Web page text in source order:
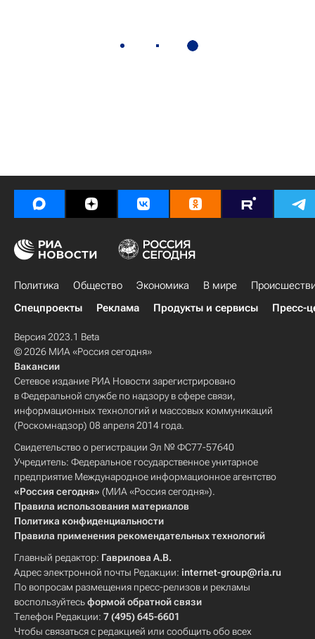
Политика Общество Экономика В мире
Спецпроекты
Реклама Продукты и сервисы Пресс-
Версия 2023.1 Beta
© 2026 МИА «Россия сегодня»
Вакансии
Сетевое издание РИА Новости зарегистрировано
в Федеральной службе по надзору в сфере связи,
информационных технологий и массовых коммуникаций
(Роскомнадзор) 08 апреля 2014 года.
Свидетельство о регистрации Эл № ФС77-57640
Учредитель: Федеральное государственное унитарное
предприятие Международное информационное агентство
«Россия сегодня» (МИА «Россия сегодня»).
Правила использования материалов
Политика конфиденциальности
Правила применения рекомендательных технологий
Главный редактор: Гаврилова А.В.
Адрес электронной почты Редакции: internet-group@ria.ru
По вопросам размещения пресс-релизов и рекламы
воспользуйтесьформой обратной связи
Телефон Редакции: 7 (495) 645-6601
Чтобы связаться с редакцией или сообщить обо всех